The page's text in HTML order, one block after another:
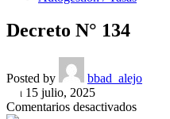
Decreto N° 134
Posted by
bbad_alejo
On 15 julio, 2025
Comentarios desactivadosen